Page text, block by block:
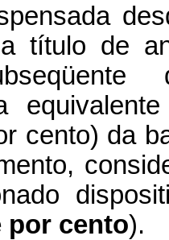
título de
cento) da
por cento).